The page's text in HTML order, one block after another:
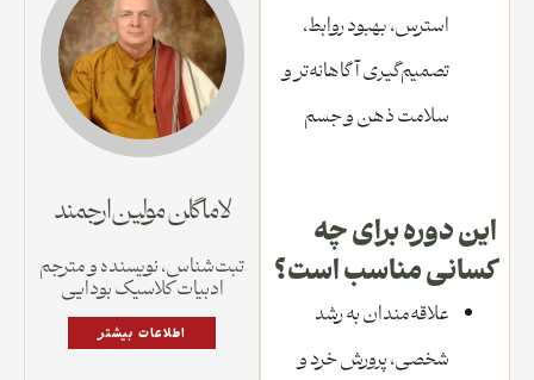
لاما گلن مولین ارجمند
تبت‌شناس، نویسنده و مترجم
ادبیات کلاسیک بودایی
اطلاعات بیشتر
استرس، بهبود روابط،
تصمیم‌گیری آگاهانه‌تر و
سلامت ذهن و جسم
این دوره برای چه
کسانی مناسب است؟
علاقه‌مندان به رشد
شخصی، پرورش خرد و